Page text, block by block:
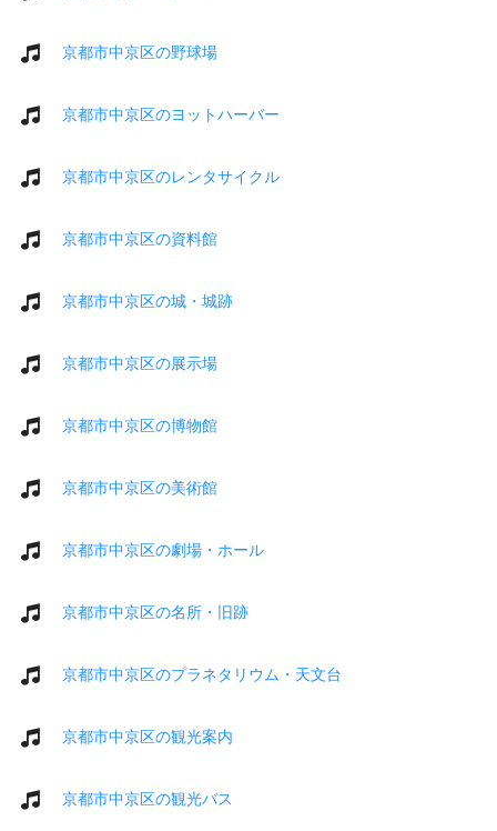
京都市中京区の野球場
京都市中京区のヨットハーバー
京都市中京区のレンタサイクル
京都市中京区の資料館
京都市中京区の城・城跡
京都市中京区の展示場
京都市中京区の博物館
京都市中京区の美術館
京都市中京区の劇場・ホール
京都市中京区の名所・旧跡
京都市中京区のプラネタリウム・天文台
京都市中京区の観光案内
京都市中京区の観光バス